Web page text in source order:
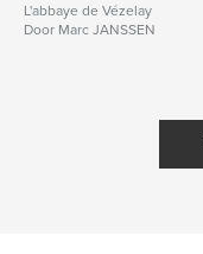
L'abbaye de Vézelay
Door Marc JANSSEN